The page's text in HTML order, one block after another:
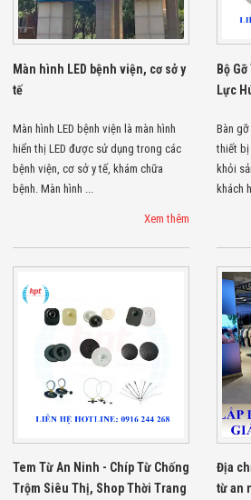
Màn hình LED bệnh viện, cơ sở y
tế
Màn hình LED bệnh viện là màn hình
hiển thị LED được sử dụng trong các
bệnh viện, cơ sở y tế, khám chữa
bệnh. Màn hình ...
Xem thêm
Bộ
Lực
Bàn
thiết bị
khỏi
khách
Tem Từ An Ninh - Chíp Từ Chống
Trộm Siêu Thị, Shop Thời Trang
Địa
từ an